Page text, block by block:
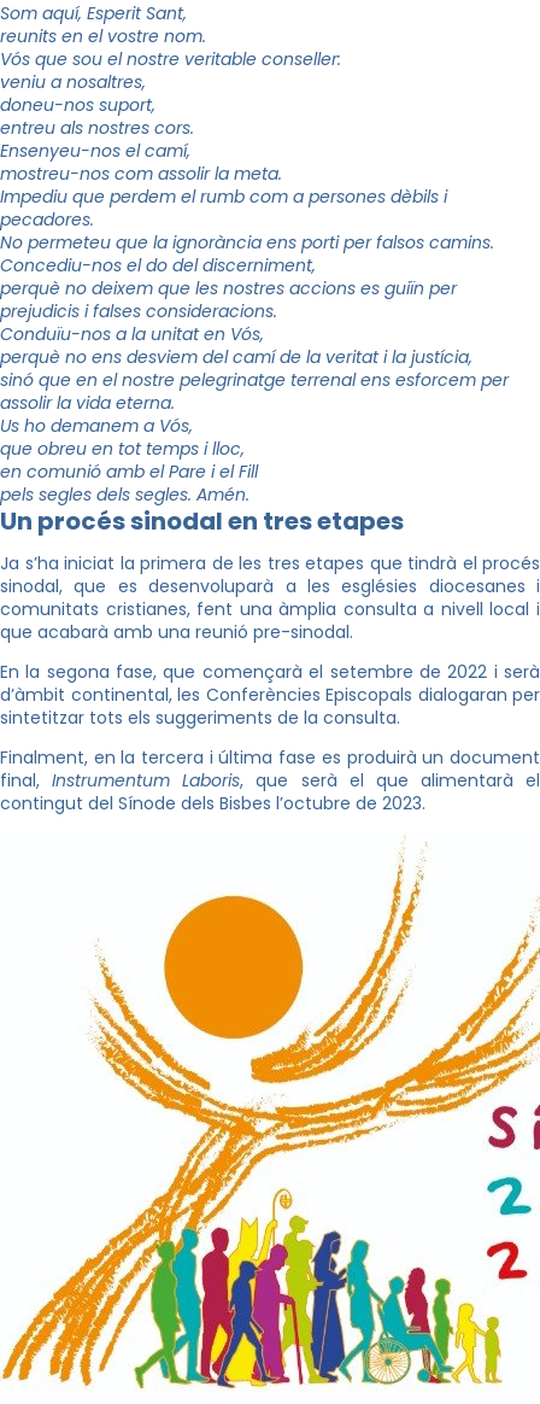
Som aquí, Esperit Sant,
reunits en el vostre nom.
Vós que sou el nostre veritable conseller:
veniu a nosaltres,
doneu-nos suport,
entreu als nostres cors.
Ensenyeu-nos el camí,
mostreu-nos com assolir la meta.
Impediu que perdem el rumb com a persones dèbils i
pecadores.
No permeteu que la ignorància ens porti per falsos camins.
Concediu-nos el do del discerniment,
perquè no deixem que les nostres accions es guiïn per
prejudicis i falses consideracions.
Conduïu-nos a la unitat en Vós,
perquè no ens desviem del camí de la veritat i la justícia,
sinó que en el nostre pelegrinatge terrenal ens esforcem per
assolir la vida eterna.
Us ho demanem a Vós,
que obreu en tot temps i lloc,
en comunió amb el Pare i el Fill
pels segles dels segles. Amén.
Un procés sinodal en tres etapes
Ja s’ha iniciat la primera de les tres etapes que tindrà el procés
sinodal, que es desenvoluparà a les esglésies diocesanes i
comunitats cristianes, fent una àmplia consulta a nivell local i
que acabarà amb una reunió pre-sinodal.
En la segona fase, que començarà el setembre de 2022 i serà
d’àmbit continental, les Conferències Episcopals dialogaran per
sintetitzar tots els suggeriments de la consulta.
Finalment, en la tercera i última fase es produirà un document
final,Instrumentum Laboris, que serà el que alimentarà el
contingut del Sínode dels Bisbes l’octubre de 2023.